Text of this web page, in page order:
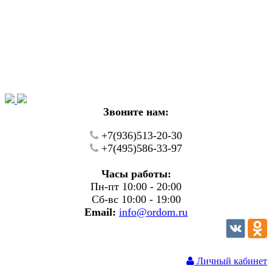
Звоните нам:
+7(936)513-20-30
+7(495)586-33-97
Часы работы:
Пн-пт 10:00 - 20:00
Сб-вс 10:00 - 19:00
Email: info@ordom.ru
Личный кабинет